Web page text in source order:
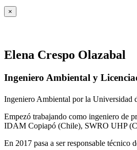
×
Elena Crespo Olazabal
Ingeniero Ambiental y
Ingeniero Ambiental por la Universidad
Empezó trabajando como ingeniero de
IDAM Copiapó (Chile), SWRO UHP
En 2017 pasa a ser responsable técnico